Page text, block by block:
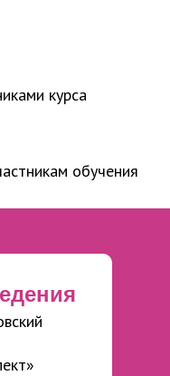
курса
обучения